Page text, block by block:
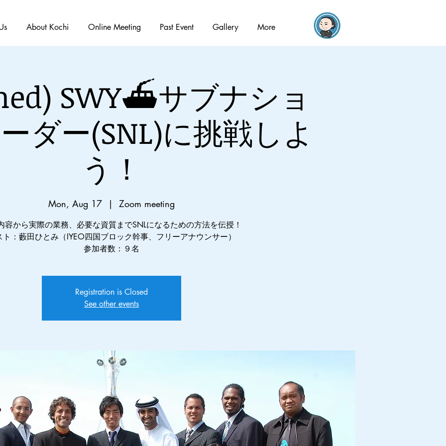
About Kochi Online Meeting Past Event Gallery More
SWY⛴サブナショ
ダー(SNL)に挑戦しよ
う！
Mon, Aug 17
  |
Zoom meeting
容から実際の業務、必要な資質までSNLになるための方法を伝授！
ト：藪田ひとみ（IYEO四国ブロック幹事、フリーアナウンサー）
参加者数：９名
Registration is Closed
See other events